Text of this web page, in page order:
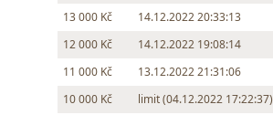
13 000 Kč
14.12.2022 20:33:13
12 000 Kč
14.12.2022 19:08:14
11 000 Kč
13.12.2022 21:31:06
10 000 Kč
limit (04.12.2022 17:22:37)